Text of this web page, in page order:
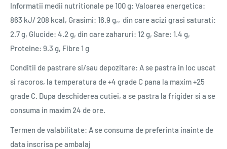
Informatii medii nutritionale pe 100 g: Valoarea energetica:
863 kJ/ 208 kcal, Grasimi: 16.9 g,‚din care acizi grasi saturati:
2.7 g, Glucide: 4.2 g, din care zaharuri: 12 g, Sare: 1.4 g,
Proteine: 9.3 g, Fibre 1 g
Conditii de pastrare si/sau depozitare: A se pastra in loc uscat
si racoros, la temperatura de +4 grade C pana la maxim +25
grade C. Dupa deschiderea cutiei, a se pastra la frigider si a se
consuma in maxim 24 de ore.
Termen de valabilitate: A se consuma de preferinta inainte de
data inscrisa pe ambalaj